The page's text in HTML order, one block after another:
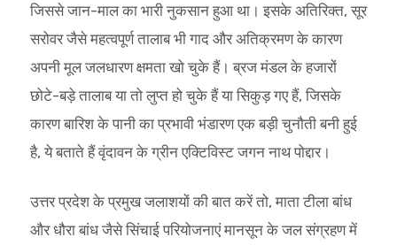
जिससे जान-माल का भारी नुकसान हुआ था। इसके अतिरिक्त, सूर
सरोवर जैसे महत्वपूर्ण तालाब भी गाद और अतिक्रमण के कारण
अपनी मूल जलधारण क्षमता खो चुके हैं। ब्रज मंडल के हजारों
छोटे-बड़े तालाब या तो लुप्त हो चुके हैं या सिकुड़ गए हैं, जिसके
कारण बारिश के पानी का प्रभावी भंडारण एक बड़ी चुनौती बनी हुई
है, ये बताते हैं वृंदावन के ग्रीन एक्टिविस्ट जगन नाथ पोद्दार।
उत्तर प्रदेश के प्रमुख जलाशयों की बात करें तो, माता टीला बांध
और धौरा बांध जैसे सिंचाई परियोजनाएं मानसून के जल संग्रहण में